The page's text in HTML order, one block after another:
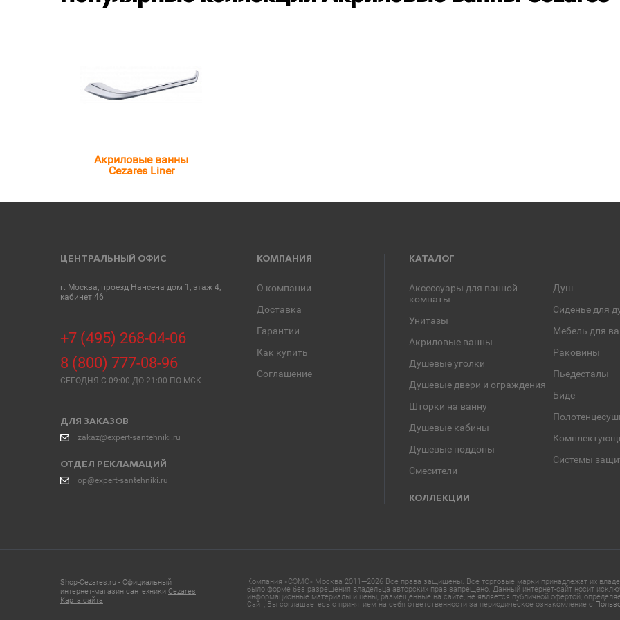
Акриловые ванны
Cezares Liner
ЦЕНТРАЛЬНЫЙ ОФИС
г. Москва, проезд Нансена дом 1, этаж 4,
кабинет 46
+7 (495) 268-04-06
8 (800) 777-08-96
СЕГОДНЯ C 09:00 ДО 21:00 ПО МСК
ДЛЯ ЗАКАЗОВ
zakaz@expert-santehniki.ru
ОТДЕЛ РЕКЛАМАЦИЙ
op@expert-santehniki.ru
КОМПАНИЯ
О компании
Доставка
Гарантии
Как купить
Соглашение
КАТАЛОГ
Аксессуары для ванной
комнаты
Унитазы
Акриловые ванны
Душевые уголки
Душевые двери и ограждения
Шторки на ванну
Душевые кабины
Душевые поддоны
Смесители
Душ
Сиденье для
Мебель для
Раковины
Пьедесталы
Биде
Системы
КОЛЛЕКЦИИ
Shop-Cezares.ru - Официальный
интернет-магазин сантехники Cezares
Карта сайта
Компания «СЭМС» Москва 2011—2026 Все права защищены. Все торговые марки принадлежат их
было форме без разрешения владельца авторских прав запрещено. Данный интернет-сайт носит
информационные материалы и цены, размещенные на сайте, не является публичной офертой,
Сайт, Вы соглашаетесь с принятием на себя ответственности за периодическое ознакомление с